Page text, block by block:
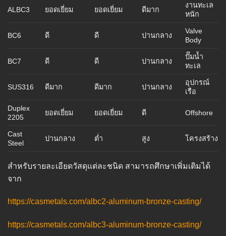
ALBC3 ยอดเยี่ยม ยอดเยี่ยม ดีมาก
งานทะเล
หนัก
BC6 ดี ดี ปานกลาง
Valve
Body
BC7 ดี ดี ปานกลาง
ปั๊มน้ำ
ทะเล
SUS316 ดีมาก ดีมาก ปานกลาง
อุปกรณ์
เรือ
Duplex
2205
ยอดเยี่ยม ยอดเยี่ยม ดี Offshore
Cast
Steel
ปานกลาง ต่ำ สูง โครงสร้าง
สำหรับรายละเอียดวัสดุแต่ละชนิด สามารถศึกษาเพิ่มเติมได้
จาก
https://casmetals.com/albc2-aluminum-bronze-casting/
https://casmetals.com/albc3-aluminum-bronze-casting/